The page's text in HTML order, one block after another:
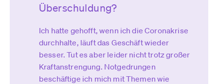
Überschuldung?
Ich hatte gehofft, wenn ich die Coronakrise
durchhalte, läuft das Geschäft wieder
besser. Tut es aber leider nicht trotz großer
Kraftanstrengung. Notgedrungen
beschäftige ich mich mit Themen wie